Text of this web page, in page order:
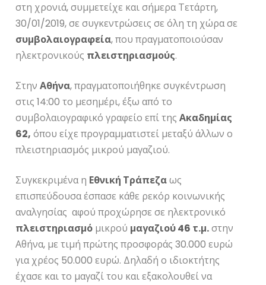
στη χρονιά, συμμετείχε και σήμερα Τετάρτη,
30/01/2019, σε συγκεντρώσεις σε όλη τη χώρα σε
συμβολαιογραφεία, που πραγματοποιούσαν
ηλεκτρονικούς πλειστηριασμούς.
ΣτηνΑθήνα, πραγματοποιήθηκε συγκέντρωση
στις 14:00 το μεσημέρι, έξω από το
συμβολαιογραφικό γραφείο επί τηςΑκαδημίας
62, όπου είχε προγραμματιστεί μεταξύ άλλων ο
πλειστηριασμός μικρού μαγαζιού.
Συγκεκριμένα η Εθνική Τράπεζαως
επισπεύδουσα έσπασε κάθε ρεκόρ κοινωνικής
αναλγησίας αφού προχώρησε σε ηλεκτρονικό
πλειστηριασμό μικρού μαγαζιού 46 τ.μ.στην
Αθήνα, με τιμή πρώτης προσφοράς 30.000 ευρώ
για χρέος 50.000 ευρώ. Δηλαδή ο ιδιοκτήτης
έχασε και το μαγαζί του και εξακολουθεί να